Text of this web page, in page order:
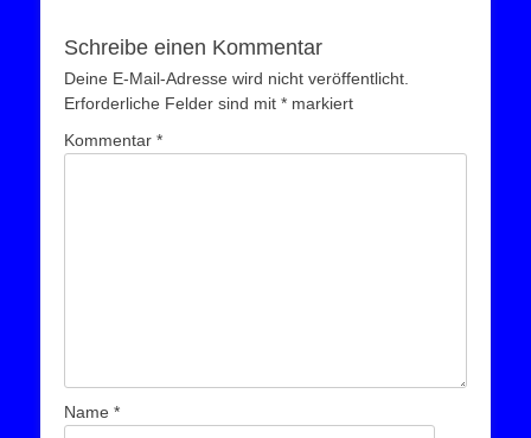
Schreibe einen Kommentar
Deine E-Mail-Adresse wird nicht veröffentlicht.
Erforderliche Felder sind mit * markiert
Kommentar *
Name *